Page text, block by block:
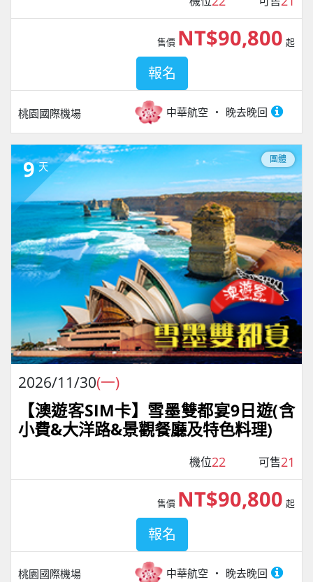
桃園國際機場 中華航空 晚去晚回
售價 NT$90,800 起
報名
9 天
團體
2026/11/30(一)
【澳遊客SIM卡】雪墨雙都宴9日遊(含
小費&大洋路&景觀餐廳及特色料理)
機位22 可售21
桃園國際機場 中華航空 晚去晚回
售價 NT$90,800 起
報名